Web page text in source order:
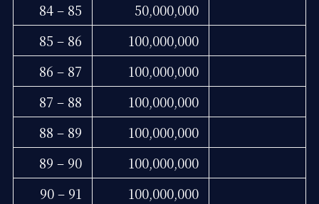
84 – 85
50,000,000
85 – 86
100,000,000
86 – 87
100,000,000
87 – 88
100,000,000
88 – 89
100,000,000
89 – 90
100,000,000
90 – 91
100,000,000